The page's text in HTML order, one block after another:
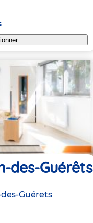
des-Guérêts
Guérets